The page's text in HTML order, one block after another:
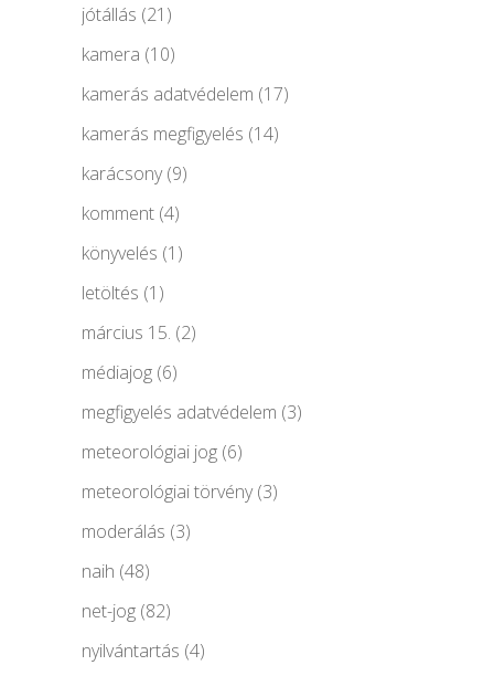
jótállás (21)
kamera (10)
kamerás adatvédelem (17)
kamerás megfigyelés (14)
karácsony(9)
komment (4)
könyvelés (1)
letöltés (1)
március 15. (2)
médiajog (6)
megfigyelés adatvédelem (3)
meteorológiai jog (6)
meteorológiai törvény(3)
moderálás (3)
naih (48)
net-jog (82)
nyilvántartás (4)